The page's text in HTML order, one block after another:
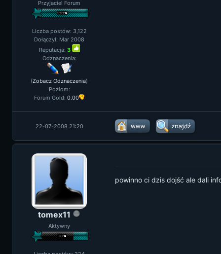
Przyjaciel Forum
Liczba postów: 3,122
Dołączył: Mar 2008
Reputacja: 3
Odznaczenia:
(Zobacz Odznaczenia)
Poziom:
Forum Gold: 0.00
22-07-2008 21:20
tomex11
Aktywny
powinno ci dzis dojść ale dali